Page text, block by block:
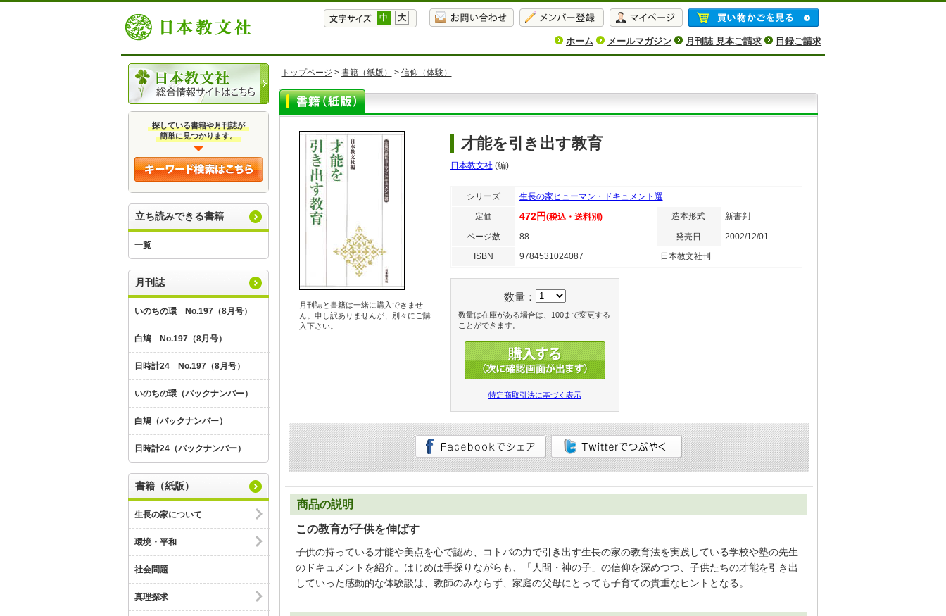
中 大
ホーム メールマガジン 月刊誌 見本ご請求 目録ご請求
探している書籍や月刊誌が
簡単に見つかります。
立ち読みできる書籍
一覧
月刊誌
いのちの環 No.197（8月号）
白鳩 No.197（8月号）
日時計24 No.197（8月号）
いのちの環（バックナンバー）
白鳩（バックナンバー）
日時計24（バックナンバー）
書籍（紙版）
生長の家について
環境・平和
社会問題
真理探求
トップページ > 書籍（紙版） > 信仰（体験）
月刊誌と書籍は一緒に購入できませ
ん。申し訳ありませんが、別々にご購
入下さい。
才能を引き出す教育
日本教文社 (編)
シリーズ
生長の家ヒューマン・ドキュメント選
定価
472円(税込・送料別) 造本形式 新書判
ページ数 88 発売日
2002/12/01
ISBN
9784531024087 日本教文社刊
数量：
数量は在庫がある場合は、100まで変更する
ことができます。
特定商取引法に基づく表示
商品の説明
この教育が子供を伸ばす
子供の持っている才能や美点を心で認め、コトバの力で引き出す生長の家の教育法を実践している学校や塾の先生
のドキュメントを紹介。はじめは手探りながらも、「人間・神の子」の信仰を深めつつ、子供たちの才能を引き出
していった感動的な体験談は、教師のみならず、家庭の父母にとっても子育ての貴重なヒントとなる。